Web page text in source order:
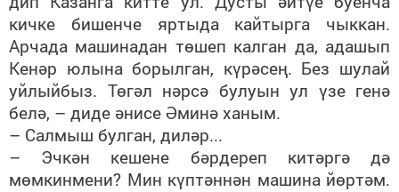
кичке бишенче яртыда кайтырга чыккан.
Арчада машинадан төшеп калган да, адашып
Кенәр юлына борылган, күрәсең. Без шулай
уйлыйбыз. Төгәл нәрсә булуын ул үзе генә
белә, – диде әнисе Әминә ханым.
– Салмыш булган, диләр...
– Эчкән кешене бәрдереп китәргә дә
мөмкинмени? Мин күптәннән машина йөртәм.